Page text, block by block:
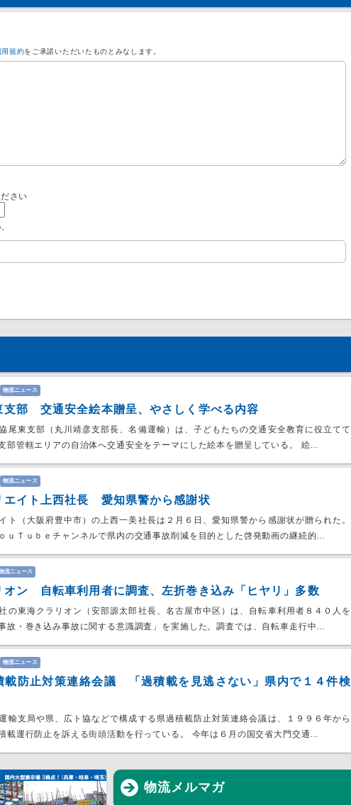
用規約をご承諾いただいたものとみなします。
さい
物流ニュース
支部 交通安全絵本贈呈、やさしく学べる内容
協尾東支部（丸川靖彦支部長、名備運輸）は、子どもたちの交通安全教育に役立てて
部管轄エリアの自治体へ交通安全をテーマにした絵本を贈呈している。 絵…
物流ニュース
エイト上西社長 愛知県警から感謝状
ト（大阪府豊中市）の上西一美社長は２月６日、愛知県警から感謝状が贈られた。
ｕＴｕｂｅチャンネルで県内の交通事故削減を目的とした啓発動画の継続的…
流ニュース
オン 自転車利用者に調査、左折巻き込み「ヒヤリ」多数
の東海クラリオン（安部源太郎社長、名古屋市中区）は、自転車利用者８４０人を
故・巻き込み事故に関する意識調査」を実施した。調査では、自転車走行中…
物流ニュース
載防止対策連絡会議 「過積載を見逃さない」県内で１４件検
運輸支局や県、広ト協などで構成する県過積載防止対策連絡会議は、１９９６年から
載運行防止を訴える街頭活動を行っている。 今年は６月の国交省大門交通…
物流メルマガ